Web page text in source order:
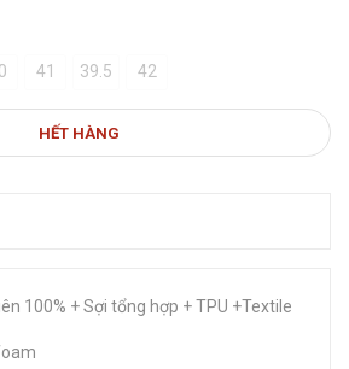
41 39.5 42
HẾT HÀNG
100% + Sợi tổng hợp + TPU +Textile